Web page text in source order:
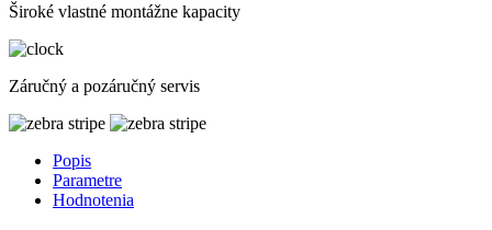
Široké vlastné montážne kapacity
Záručný a pozáručný servis
Popis
Parametre
Hodnotenia